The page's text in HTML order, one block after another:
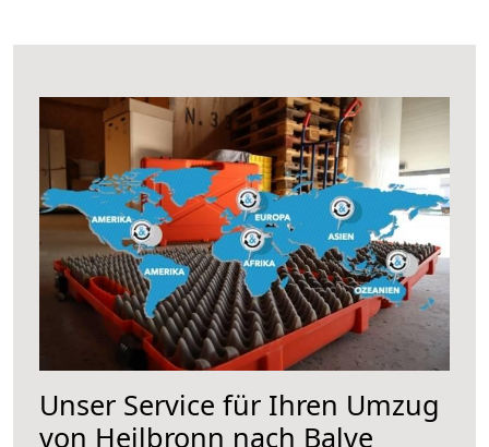
Unser Service für Ihren Umzug
von Heilbronn nach Balve